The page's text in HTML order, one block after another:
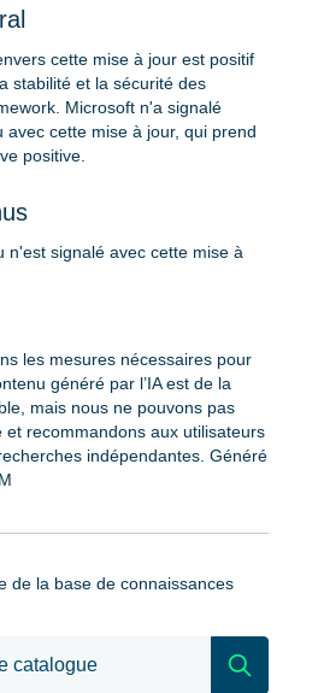
cette mise à jour est positif
stabilité et la sécurité des
Microsoft n'a signalé
cette mise à jour, qui prend
positive.
n'est signalé avec cette mise à
les mesures nécessaires pour
généré par l’IA est de la
mais nous ne pouvons pas
et recommandons aux utilisateurs
indépendantes. Généré
de la base de connaissances